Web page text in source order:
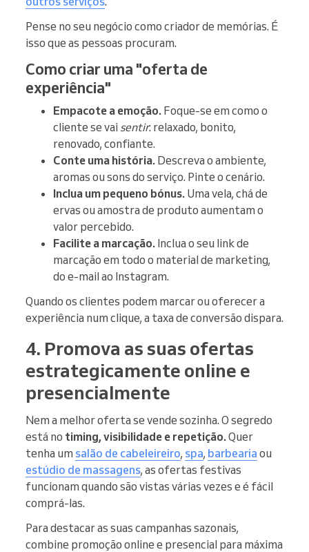
Pense no seu negócio como criador de memórias. É
isso que as pessoas procuram.
Como criar uma "oferta de
experiência"
Empacote a emoção. Foque-se em como o
cliente se vai sentir: relaxado, bonito,
renovado, confiante.
Conte uma história. Descreva o ambiente,
aromas ou sons do serviço. Pinte o cenário.
Inclua um pequeno bónus. Uma vela, chá de
ervas ou amostra de produto aumentam o
valor percebido.
Facilite a marcação. Inclua o seu link de
marcação em todo o material de marketing,
do e-mail ao Instagram.
Quando os clientes podem marcar ou oferecer a
experiência num clique, a taxa de conversão dispara.
4. Promova as suas ofertas
estrategicamente online e
presencialmente
Nem a melhor oferta se vende sozinha. O segredo
está no timing, visibilidade e repetição.Quer
tenha um salão de cabeleireiro, spa, barbearia ou
estúdio de massagens, as ofertas festivas
funcionam quando são vistas várias vezes e é fácil
comprá-las.
Para destacar as suas campanhas sazonais,
combine promoção online e presencial para máxima